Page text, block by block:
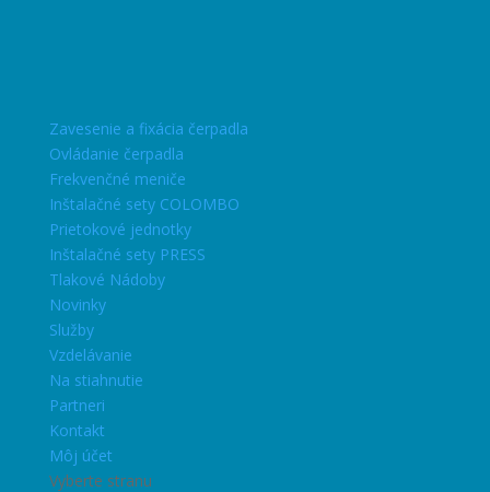
Zavesenie a fixácia čerpadla
Ovládanie čerpadla
Frekvenčné meniče
Inštalačné sety COLOMBO
Prietokové jednotky
Inštalačné sety PRESS
Tlakové Nádoby
Novinky
Služby
Vzdelávanie
Na stiahnutie
Partneri
Kontakt
Môj účet
Vyberte stranu